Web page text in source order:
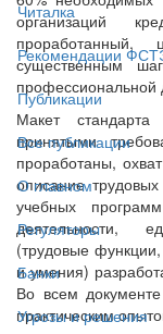
Читалка
Рекомендации
Публикации
Все публикации
О главном
Регуляторы
Банки
Угрозы и решения
организаций
проработанный,
существенным
профессиональной
Макет
принятыми
проработаны,
описание
учебных
деятельности,
(трудовые
и умения)
Во всем
практическим